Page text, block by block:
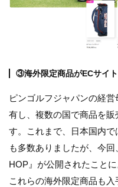
③海外限定商品がECサイ
ピンゴルフジャパンの経
有し、複数の国で商品を
す。これまで、日本国内
も多数ありましたが、今
HOP』が公開されたこと
これらの海外限定商品も入